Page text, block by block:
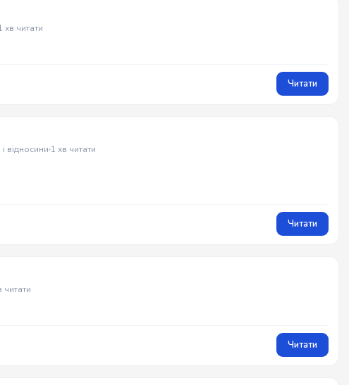
хв читати
Читати
відносини 1 хв читати
Читати
читати
Читати